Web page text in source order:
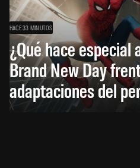
HACE 33 MINUTOS
¿Qué hace especial
Brand New Day
adaptaciones del